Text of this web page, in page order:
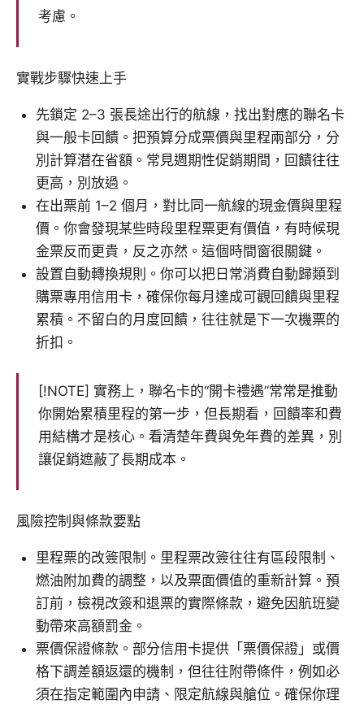
考慮。
實戰步驟快速上手
先鎖定 2–3 張長途出行的航線，找出對應的聯名卡
與一般卡回饋。把預算分成票價與里程兩部分，分
別計算潜在省額。常見週期性促銷期間，回饋往往
更高，別放過。
在出票前 1–2 個月，對比同一航線的現金價與里程
價。你會發現某些時段里程票更有價值，有時候現
金票反而更貴，反之亦然。這個時間窗很關鍵。
設置自動轉換規則。你可以把日常消費自動歸類到
購票專用信用卡，確保你每月達成可觀回饋與里程
累積。不留白的月度回饋，往往就是下一次機票的
折扣。
[!NOTE] 實務上，聯名卡的“開卡禮遇”常常是推動
你開始累積里程的第一步，但長期看，回饋率和費
用結構才是核心。看清楚年費與免年費的差異，別
讓促銷遮蔽了長期成本。
風險控制與條款要點
里程票的改簽限制。里程票改簽往往有區段限制、
燃油附加費的調整，以及票面價值的重新計算。預
訂前，檢視改簽和退票的實際條款，避免因航班變
動帶來高額罰金。
票價保證條款。部分信用卡提供「票價保證」或價
格下調差額返還的機制，但往往附帶條件，例如必
須在指定範圍內申請、限定航線與艙位。確保你理